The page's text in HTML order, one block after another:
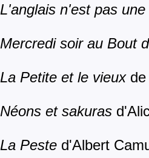
L'anglais n'est pas
Mercredi soir au Bout
La Petite et le vieuxde
Néons et sakuras
La Peste d'Albert